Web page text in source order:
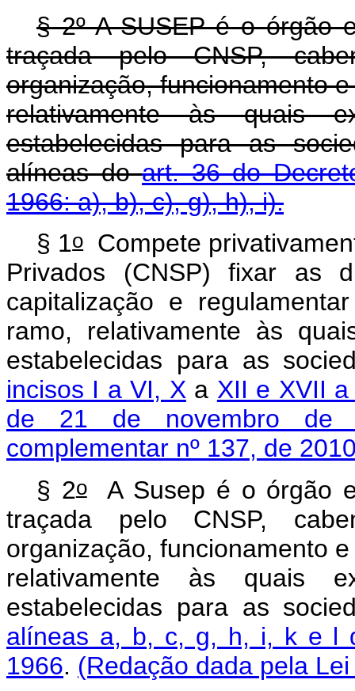
§ 2º A SUSEP é o órgão
traçada pelo CNSP,
organização, funcionamento
relativamente às quais
estabelecidas para as
alíneas doart. 36 do
1966: a), b), c), g), h), i).
§ 1oCompete
Privados (CNSP) fixar as
capitalização e
ramo, relativamente às
estabelecidas para as
incisos I a VI, Xa XII e XVII
de 21 de novembro de
complementar nº 137, de
§ 2oA Susep é o órgão
traçada pelo CNSP,
organização, funcionamento
relativamente às quais
estabelecidas para as
alíneas a, b, c, g, h, i, k e l
1966. (Redação dada pela